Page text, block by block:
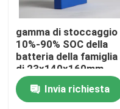
gamma di stoccaggio
10%-90% SOC della
batteria della famiglia
di 23x140x160mm
Invia richiesta